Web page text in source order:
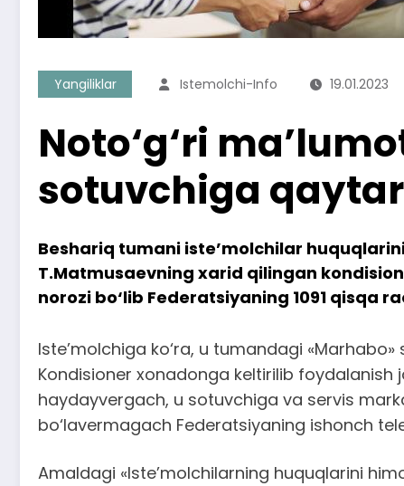
Yangiliklar Istemolchi-Info 19.01.2023
Noto‘g‘ri
sotuvchiga
Beshariq tumani iste’molchilar
T.Matmusaevning xarid qilingan
norozi bo‘lib Federatsiyaning 1091 qisqa
Iste’molchiga ko‘ra, u tumandagi
Kondisioner xonadonga keltirilib
haydayvergach, u sotuvchiga va servis
bo‘lavermagach Federatsiyaning ishonch
Amaldagi «Iste’molchilarning huquqlarini